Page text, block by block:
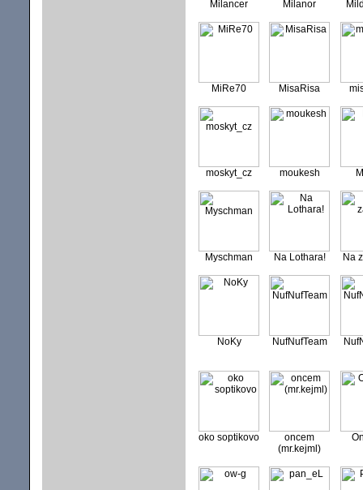
Milancer Milanor
MiRe70 MisaRisa
moskyt_cz moukesh
Myschman Na Lothara! Na
NoKy NufNufTeam
oko soptikovo
oncem
(mr.kejml)